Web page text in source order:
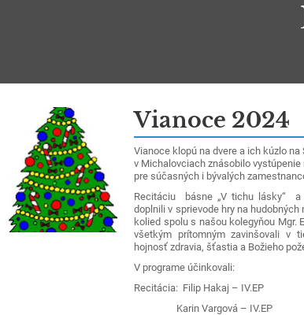
Novinky Vianoce 2024
Vianoce klopú na dvere a ich kúzlo
v Michalovciach znásobilo
pre súčasných i bývalých
Recitáciu básne „V tichu lásky“ a
doplnili v sprievode hry na
kolied spolu s našou kolegyňou Mgr.
všetkým prítomným zavinšovali v
hojnosť zdravia, šťastia a Božieho
V programe účinkovali:
Recitácia: Filip Hakaj – IV.EP
Karin Vargová – IV.EP